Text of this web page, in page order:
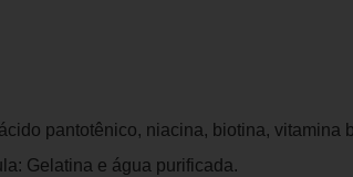
pantotênico, niacina, biotina, vitamina
Gelatina e água purificada.